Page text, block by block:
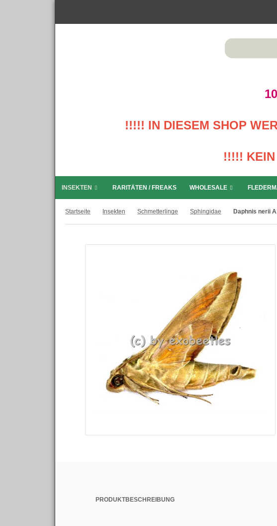
!!!!! IN DIESEM SHOP
!!!!!
INSEKTEN RARITÄTEN / FREAKS WHOLESALE
Startseite Insekten Schmetterlinge Sphingidae Daphnis nerii
PRODUKTBESCHREIBUNG